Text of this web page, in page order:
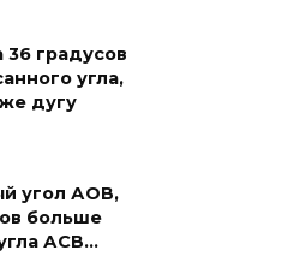
градусов
угла,
дугу
угол АОВ,
больше
АСВ…